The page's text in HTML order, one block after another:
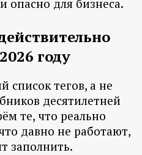
опасно для бизнеса.
году
список тегов, а не
десятилетней
те, что реально
давно не работают,
заполнить.